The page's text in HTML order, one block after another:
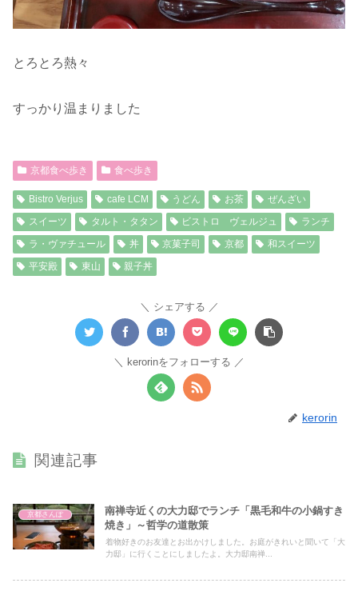
とろとろ熱々
すっかり温まりました
京都食べ歩き 食べ歩き
Bistro Verjus cafe LCM うどん お茶
ぜんざい
スイーツ
タルト・タタン ビストロ ヴェルジュ
ランチ
ラ・ヴァチュール
丼 京菓子司 京都
和スイーツ
平安殿
東山 親子丼
シェアする
kerorinをフォローする
kerorin
関連記事
京都さんぽ
南禅寺近くの大力邸でランチ「黒毛和牛の小鍋すき
焼き」～哲学の道散策
着物好きのお友達とお出かけしました。お庭がきれいと聞いて「大
力邸」に行くことにしましたよ。大力邸南禅...